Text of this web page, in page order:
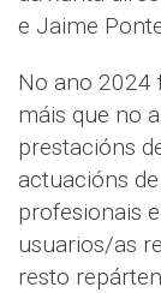
e Jaime
No ano 2024
máis que no
prestacións
actuacións
profesionais
usuarios/as
resto